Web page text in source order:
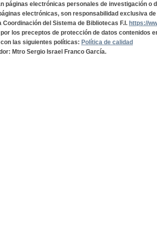
páginas electrónicas personales de investigación o
electrónicas, son responsabilidad exclusiva
del Sistema de Bibliotecas F.I. https://
los preceptos de protección de datos contenidos
las siguientes políticas: Política de calidad
Mtro Sergio Israel Franco García.